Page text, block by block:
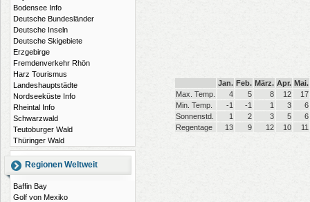
Bodensee Info
Deutsche Bundesländer
Deutsche Inseln
Deutsche Skigebiete
Erzgebirge
Fremdenverkehr Rhön
Harz Tourismus
Landeshauptstädte
Nordseeküste Info
Rheintal Info
Schwarzwald
Teutoburger Wald
Thüringer Wald
Regionen Weltweit
Baffin Bay
Golf von Mexiko
Jan. Feb. März. Apr. Mai.
Max. Temp.
4 5 8 12
17
Min. Temp.
-1 -1 1 3
6
Sonnenstd.
1 2 3 5
6
Regentage
13 9 12 10 11